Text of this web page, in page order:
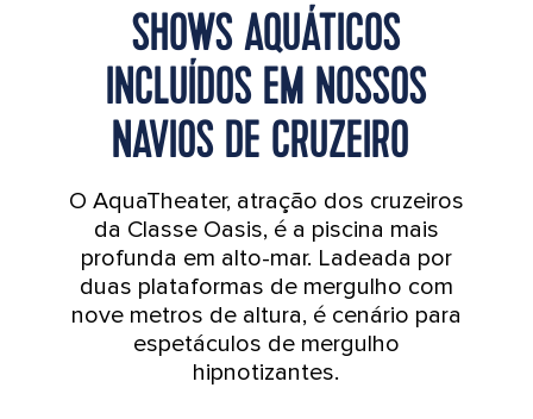
SHOWS AQUÁTICOS
INCLUÍDOS EM NOSSOS
NAVIOS DE CRUZEIRO
O AquaTheater, atração dos cruzeiros
da Classe Oasis, é a piscina mais
profunda em alto-mar. Ladeada por
duas plataformas de mergulho com
nove metros de altura, é cenário para
espetáculos de mergulho
hipnotizantes.